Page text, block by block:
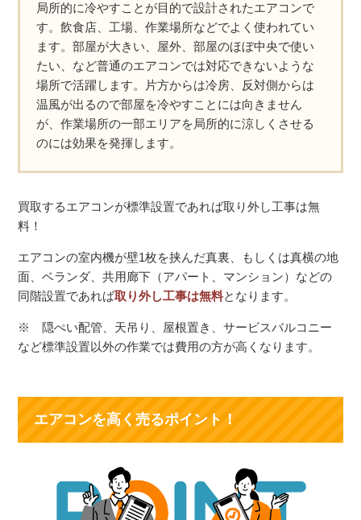
局所的に冷やすことが目的で設計されたエアコンで
す。飲食店、工場、作業場所などでよく使われてい
ます。部屋が大きい、屋外、部屋のほぼ中央で使い
たい、など普通のエアコンでは対応できないような
場所で活躍します。片方からは冷房、反対側からは
温風が出るので部屋を冷やすことには向きません
が、作業場所の一部エリアを局所的に涼しくさせる
のには効果を発揮します。
買取するエアコンが標準設置であれば取り外し工事は無
料！
エアコンの室内機が壁1枚を挟んだ真裏、もしくは真横の地
面、ベランダ、共用廊下（アパート、マンション）などの
同階設置であれば取り外し工事は無料となります。
※ 隠ぺい配管、天吊り、屋根置き、サービスバルコニー
など標準設置以外の作業では費用の方が高くなります。
エアコンを高く売るポイント！